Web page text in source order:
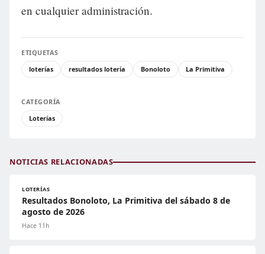
en cualquier administración.
ETIQUETAS
loterías
resultados lotería Bonoloto La Primitiva
CATEGORÍA
Loterías
NOTICIAS RELACIONADAS
LOTERÍAS
Resultados Bonoloto, La Primitiva del sábado 8 de
agosto de 2026
Hace 11h